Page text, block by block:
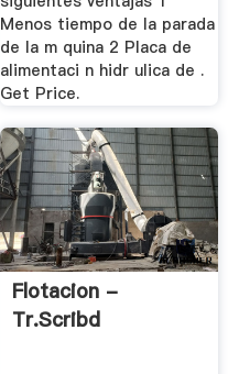
Menos tiempo de la parada
de la m quina 2 Placa de
alimentaci n hidr ulica de .
Get Price.
Flotacion -
Tr.scribd